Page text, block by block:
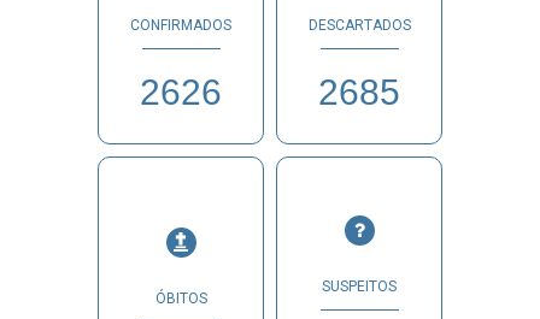
CONFIRMADOS
2626
DESCARTADOS
2685
ÓBITOS
SUSPEITOS